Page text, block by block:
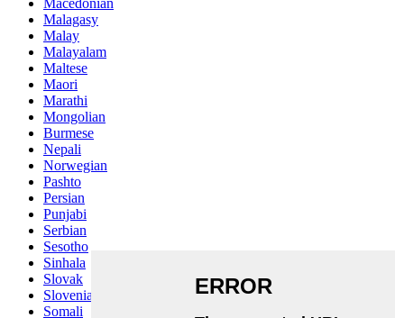
Malagasy
Malay
Malayalam
Maltese
Maori
Marathi
Mongolian
Burmese
Nepali
Norwegian
Pashto
Persian
Punjabi
Serbian
Sesotho
Sinhala
Slovak
Slovenian
Somali